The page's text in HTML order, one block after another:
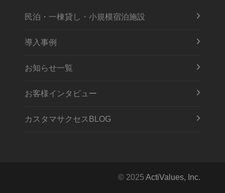
民泊・一棟貸し・小規模宿泊施設
導入事例
お知らせ一覧
お客様インタビュー
カスタマサクセスBLOG
© 2025 ActiValues, Inc.